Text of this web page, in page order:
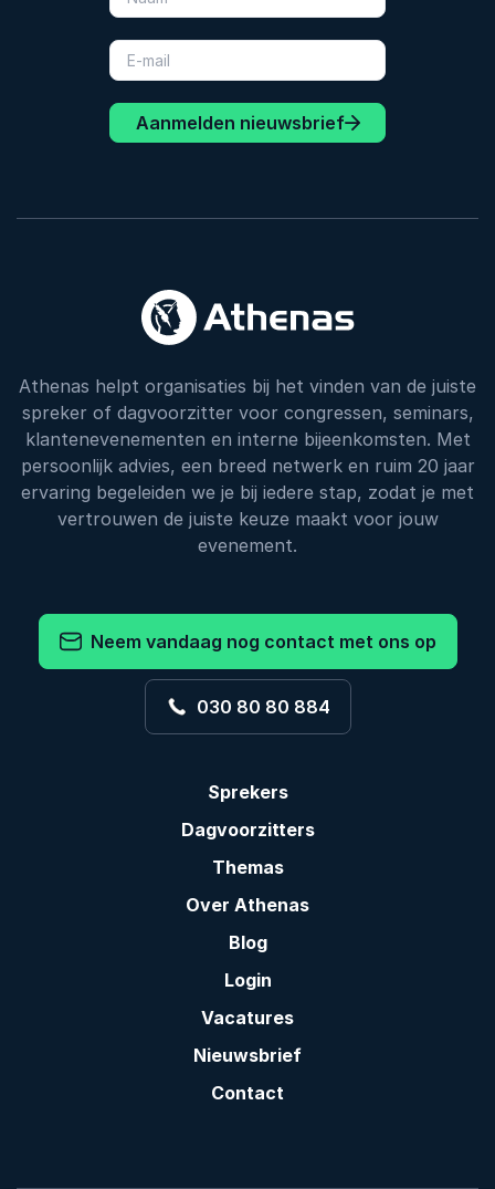
Aanmelden nieuwsbrief
Athenas helpt organisaties bij het vinden van de juiste
spreker of dagvoorzitter voor congressen, seminars,
klantenevenementen en interne bijeenkomsten. Met
persoonlijk advies, een breed netwerk en ruim 20 jaar
ervaring begeleiden we je bij iedere stap, zodat je met
vertrouwen de juiste keuze maakt voor jouw
evenement.
Neem vandaag nog contact met ons op
030 80 80 884
Sprekers
Dagvoorzitters
Themas
Over Athenas
Blog
Login
Vacatures
Nieuwsbrief
Contact